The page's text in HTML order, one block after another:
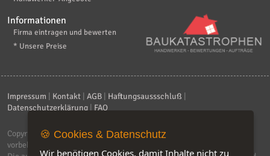
Informationen
Firma eintragen und bewerten
* Unsere Preise
Impressum Kontakt AGB Haftungsaussschluß
Datenschutzerklärung
FAQ
Copyright © 2026ebiz-consult GmbH & Co. KG
vorbehalten.
🍪 Cookies & Datenschutz
Wir benötigen Cookies, damit Inhalte nicht zu